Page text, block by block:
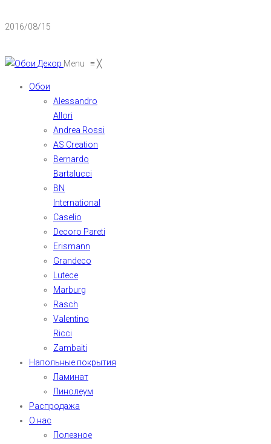
2016/08/15
Menu ≡╳
Обои
Alessandro
Allori
Andrea Rossi
AS Creation
Bernardo
Bartalucci
BN
International
Caselio
Decoro Pareti
Erismann
Grandeco
Lutece
Marburg
Rasch
Valentino
Ricci
Zambaiti
Напольные покрытия
Ламинат
Линолеум
Распродажа
О нас
Полезное